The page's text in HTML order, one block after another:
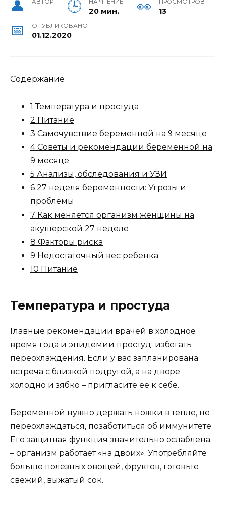
20 мин. 13
ОПУБЛИКОВАНО
01.12.2020
Содержание
1 Температура и простуда
2 Питание
3 Самочувствие беременной на 9 месяце
4 Советы и рекомендации беременной на
9 месяце
5 Анализы, обследования и УЗИ
6 27 неделя беременности: Угрозы и
проблемы
7 Как меняется организм женщины на
акушерской 27 неделе
8 Факторы риска
9 Недостаточный вес ребенка
10 Питание
Температура и простуда
Главные рекомендации врачей в холодное
время года и эпидемии простуд: избегать
переохлаждения. Если у вас запланирована
встреча с близкой подругой, а на дворе
холодно и зябко – пригласите ее к себе.
Беременной нужно держать ножки в тепле, не
переохлаждаться, позаботиться об иммунитете.
Его защитная функция значительно ослаблена
– организм работает «на двоих». Употребляйте
больше полезных овощей, фруктов, готовьте
свежий, выжатый сок.